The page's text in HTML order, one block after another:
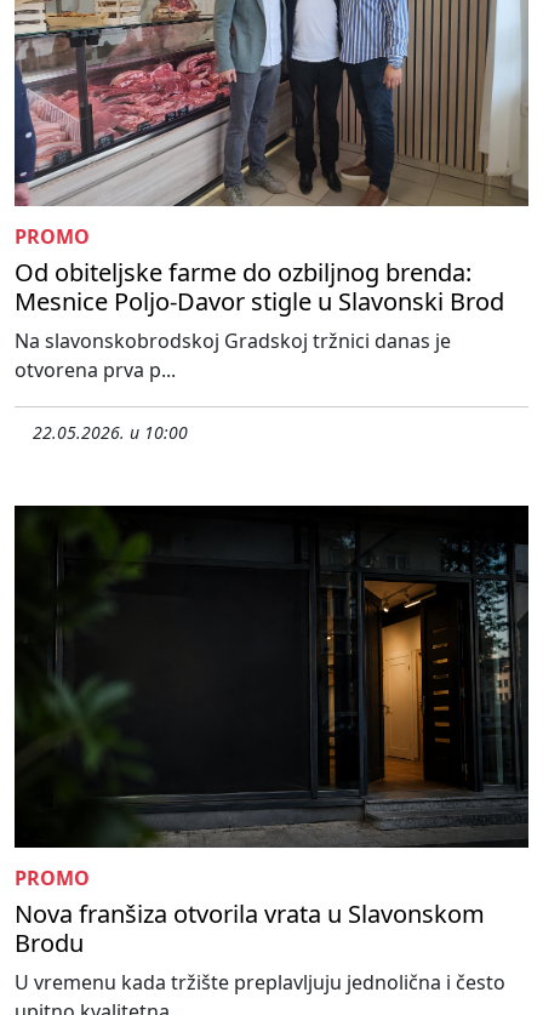
PROMO
Od obiteljske farme do ozbiljnog brenda:
Mesnice Poljo-Davor stigle u Slavonski Brod
Na slavonskobrodskoj Gradskoj tržnici danas je
otvorena prva p...
22.05.2026. u 10:00
PROMO
Nova franšiza otvorila vrata u Slavonskom
Brodu
U vremenu kada tržište preplavljuju jednolična i često